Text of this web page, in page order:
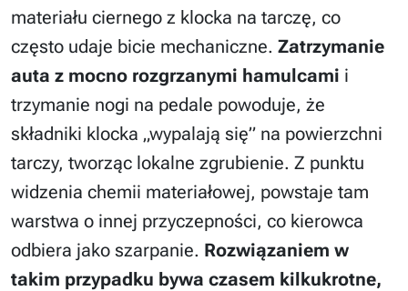
materiału ciernego z klocka na tarczę, co
często udaje bicie mechaniczne. Zatrzymanie
auta z mocno rozgrzanymi hamulcami i
trzymanie nogi na pedale powoduje, że
składniki klocka „wypalają się” na powierzchni
tarczy, tworząc lokalne zgrubienie. Z punktu
widzenia chemii materiałowej, powstaje tam
warstwa o innej przyczepności, co kierowca
odbiera jako szarpanie. Rozwiązaniem w
takim przypadku bywa czasem kilkukrotne,